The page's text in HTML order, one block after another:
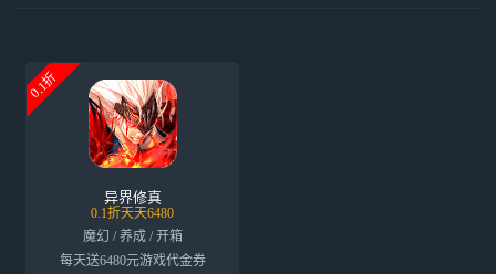
0.1折
异界修真
0.1折天天6480
魔幻 / 养成 / 开箱
每天送6480元游戏代金券